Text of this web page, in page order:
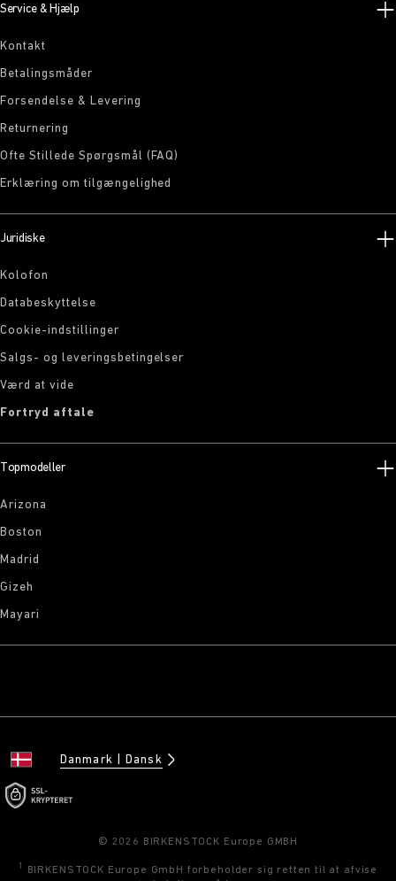
Service & Hjælp
Kontakt
Betalingsmåder
Forsendelse & Levering
Returnering
Ofte Stillede Spørgsmål (FAQ)
Erklæring om tilgængelighed
Juridiske
Kolofon
Databeskyttelse
Cookie-indstillinger
Salgs- og leveringsbetingelser
Værd at vide
Fortryd aftale
Topmodeller
Arizona
Boston
Madrid
Gizeh
Mayari
Danmark Dansk
© 2026 BIRKENSTOCK Europe GMBH
1
BIRKENSTOCK Europe GmbH forbeholder sig retten til at afvise